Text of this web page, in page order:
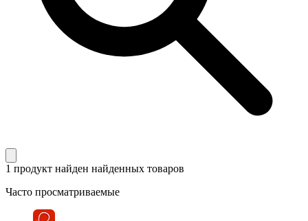
1 продукт найден найденных товаров
Часто просматриваемые